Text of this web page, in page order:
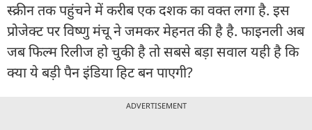
स्क्रीन तक पहुंचने में करीब एक दशक का वक्त लगा है. इस
प्रोजेक्ट पर विष्णु मंचू ने जमकर मेहनत की है है. फाइनली अब
जब फिल्म रिलीज हो चुकी है तो सबसे बड़ा सवाल यही है कि
क्या ये बड़ी पैन इंडिया हिट बन पाएगी?
ADVERTISEMENT